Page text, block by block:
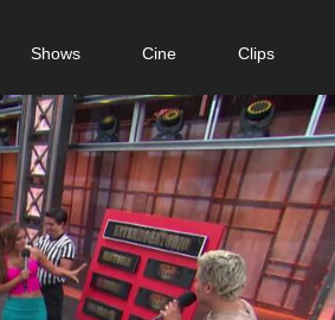
Shows Cine Clips